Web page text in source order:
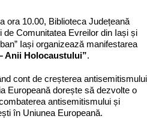
ora 10.00, Biblioteca Județeană
de Comunitatea Evreilor din Iași și
Iași organizează manifestarea
Anii Holocaustului”.
cont de creșterea antisemitismului
Europeană dorește să dezvolte o
antisemitismului și
în Uniunea Europeană.